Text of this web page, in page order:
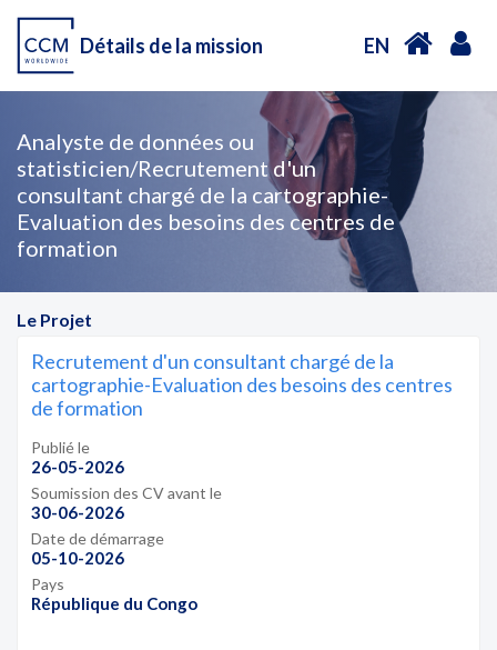
Détails de la mission EN
Analyste de données ou
statisticien/Recrutement d'un
consultant chargé de la cartographie-
Evaluation des besoins des centres de
formation
Le Projet
Recrutement d'un consultant chargé de la
cartographie-Evaluation des besoins des centres
de formation
Publié le
26-05-2026
Soumission des CV avant le
30-06-2026
Date de démarrage
05-10-2026
Pays
République du Congo